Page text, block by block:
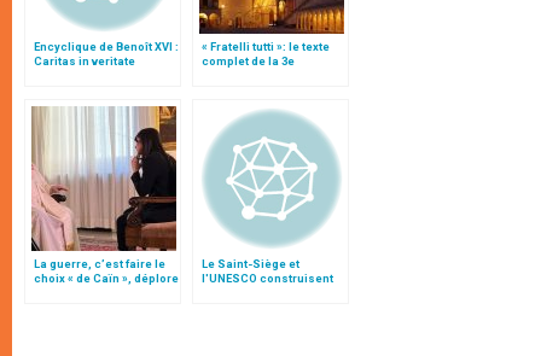
Encyclique de Benoît XVI :
Caritas in veritate
« Fratelli tutti »: le texte
complet de la 3e
La guerre, c’est faire le
choix « de Caïn », déplore
Le Saint-Siège et
l'UNESCO construisent